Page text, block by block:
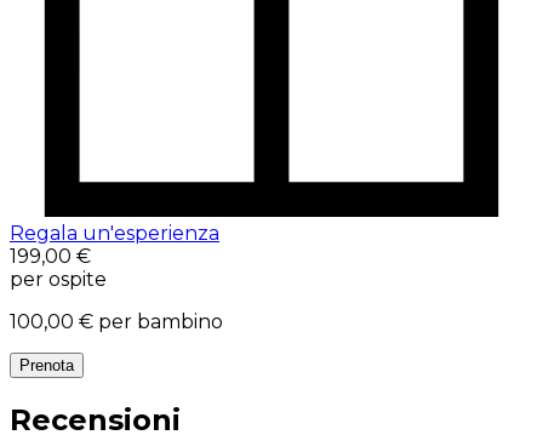
Regala un'esperienza
199,00 €
per ospite
100,00 € per bambino
Prenota
Recensioni